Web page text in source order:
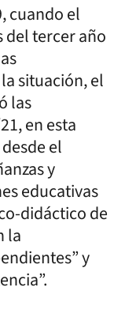
cuando el
del tercer año
situación, el
las
en esta
el
y
educativas
didáctico de
la
y